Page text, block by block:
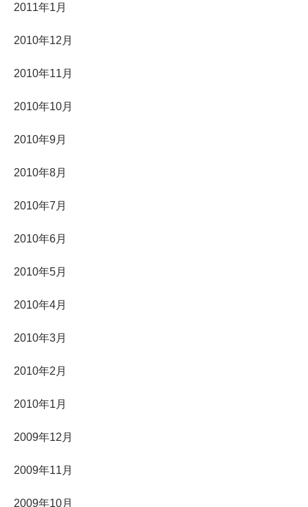
2011年1月
2010年12月
2010年11月
2010年10月
2010年9月
2010年8月
2010年7月
2010年6月
2010年5月
2010年4月
2010年3月
2010年2月
2010年1月
2009年12月
2009年11月
2009年10月